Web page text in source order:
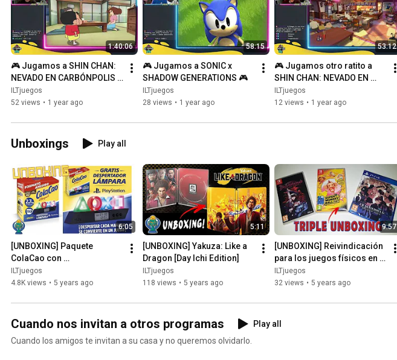
1:40:06
🎮 Jugamos a SHIN CHAN:
NEVADO EN CARBÓNPOLIS
🎮
ILTjuegos
52 views • 1 year ago
58:15
🎮 Jugamos a SONIC x
SHADOW GENERATIONS 🎮
ILTjuegos
28 views • 1 year ago
53:12
🎮 Jugamos otro ratito a
SHIN CHAN: NEVADO EN
CARBÓNPOLIS 🎮
ILTjuegos
12 views • 1 year ago
Unboxings Play all
6:05
[UNBOXING] Paquete
ColaCao con
Lámpara/Despertador
Playstation
ILTjuegos
4.8K views • 5 years ago
5:11
[UNBOXING] Yakuza: Like a
Dragon [Day Ichi Edition]
ILTjuegos
118 views • 5 years ago
9:57
[UNBOXING] Reivindicación
para los juegos físicos en
este triple unboxing!!
ILTjuegos
32 views • 5 years ago
Cuando nos invitan a otros programas
Play all
Cuando los amigos te invitan a su casa y no queremos olvidarlo.